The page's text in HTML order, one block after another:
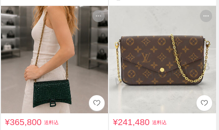
¥365,800送料込 ¥241,480送料込